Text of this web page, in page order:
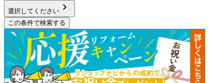
選択してください chevron_right
この条件で検索する